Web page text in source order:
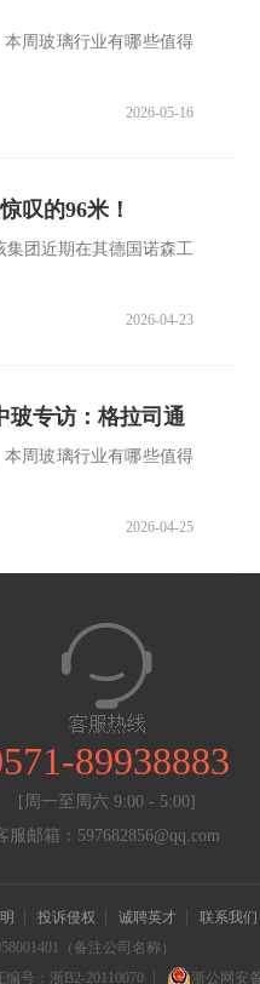
周玻璃行业有哪些值得
2026-05-16
叹的96米！
集团近期在其德国诺森工
2026-04-23
玻专访：格拉司通
周玻璃行业有哪些值得
2026-04-25
89938883
[周一至周六 9:00 - 5:00]
服邮箱：597682856@qq.com
投诉侵权 诚聘英才 联系我们
（备注公司名称）
号：浙B2-20110070 浙公网安